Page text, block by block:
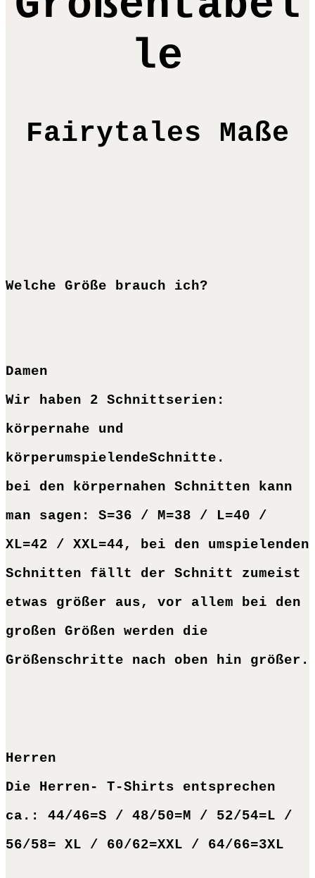
le
Fairytales Maße
Welche Größe brauch ich?
Damen
Wir haben 2 Schnittserien:
körpernahe und
körperumspielendeSchnitte.
bei den körpernahen Schnitten kann
man sagen: S=36 / M=38 / L=40 /
XL=42 / XXL=44, bei den umspielenden
Schnitten fällt der Schnitt zumeist
etwas größer aus, vor allem bei den
großen Größen werden die
Größenschritte nach oben hin größer.
Herren
Die Herren- T-Shirts entsprechen
ca.: 44/46=S / 48/50=M / 52/54=L /
56/58= XL / 60/62=XXL / 64/66=3XL